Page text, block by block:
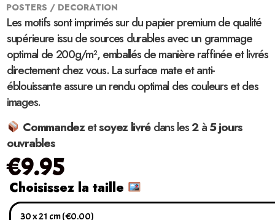
POSTERS / DECORATION
Les motifs sont imprimés sur du papier premium de qualité
supérieure issu de sources durables avec un grammage
optimal de 200g/m², emballés de manière raffinée et livrés
directement chez vous. La surface mate et anti-
éblouissante assure un rendu optimal des couleurs et des
images.
Commandezetsoyez livrédans les2à5 jours
ouvrables
€9.95
Choisissez la taille